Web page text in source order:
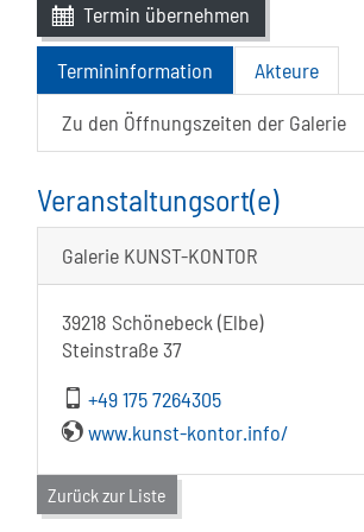
Termin übernehmen
Termininformation
Akteure
Zu den Öffnungszeiten der Galerie
Veranstaltungsort(e)
Galerie KUNST-KONTOR
39218 Schönebeck (Elbe)
Steinstraße 37
+49 175 7264305
www.kunst-kontor.info/
Zurück zur Liste